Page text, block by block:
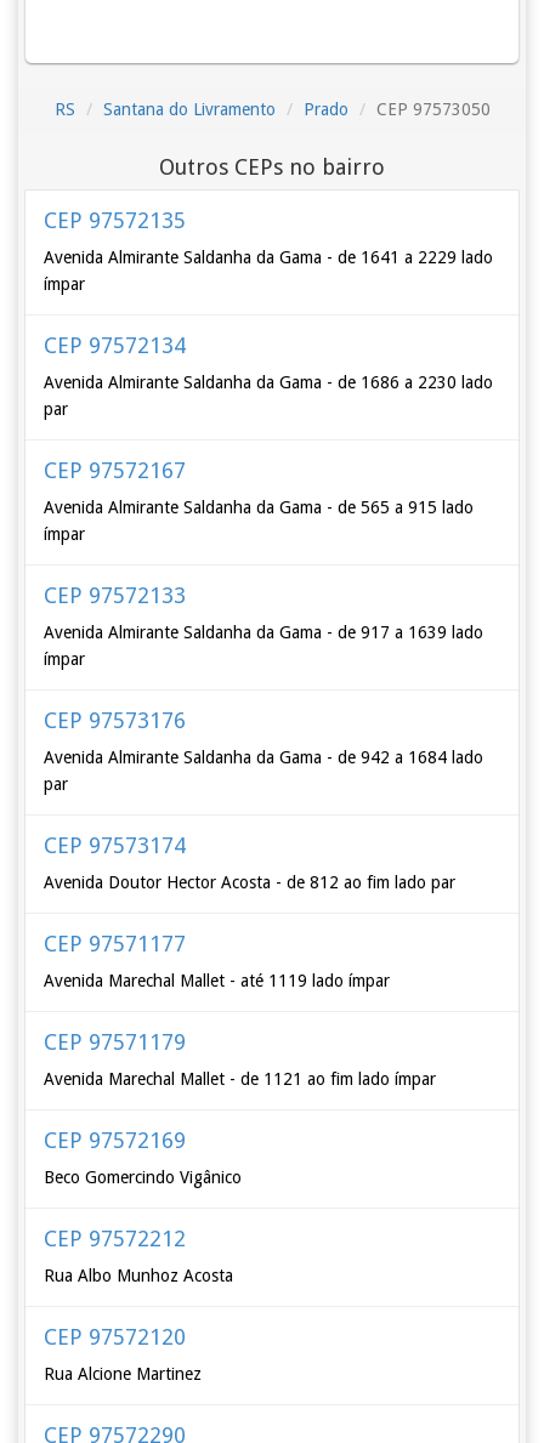
RS Santana do Livramento Prado CEP 97573050
Outros CEPs no bairro
CEP 97572135
Avenida Almirante Saldanha da Gama - de 1641 a 2229 lado
ímpar
CEP 97572134
Avenida Almirante Saldanha da Gama - de 1686 a 2230 lado
par
CEP 97572167
Avenida Almirante Saldanha da Gama - de 565 a 915 lado
ímpar
CEP 97572133
Avenida Almirante Saldanha da Gama - de 917 a 1639 lado
ímpar
CEP 97573176
Avenida Almirante Saldanha da Gama - de 942 a 1684 lado
par
CEP 97573174
Avenida Doutor Hector Acosta - de 812 ao fim lado par
CEP 97571177
Avenida Marechal Mallet - até 1119 lado ímpar
CEP 97571179
Avenida Marechal Mallet - de 1121 ao fim lado ímpar
CEP 97572169
Beco Gomercindo Vigânico
CEP 97572212
Rua Albo Munhoz Acosta
CEP 97572120
Rua Alcione Martinez
CEP 97572290